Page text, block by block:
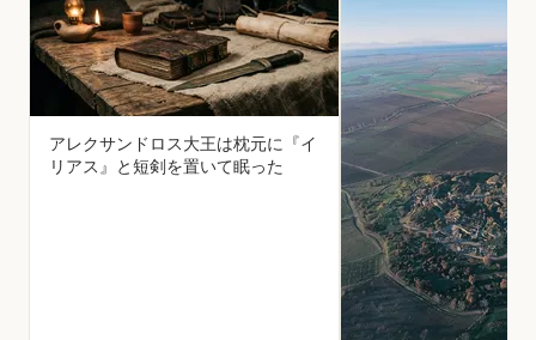
アレクサンドロス大王は枕元に『イ
リアス』と短剣を置いて眠った